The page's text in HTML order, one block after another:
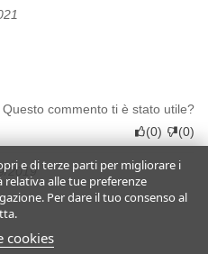
Questo commento ti è stato utile?
(0) (0)
2019e di terze parti per migliorare i
alle tue preferenze
Per dare il tuo consenso al
cookies